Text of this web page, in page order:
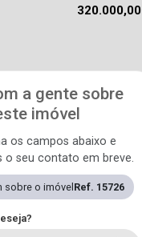
320.000,00
a gente sobre
imóvel
os campos abaixo e
o seu contato em breve.
sobre o imóvel Ref. 15726